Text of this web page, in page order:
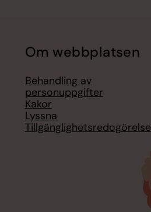
Om webbplatsen
Behandling av
personuppgifter
Kakor
Lyssna
Tillgänglighetsredogörelse